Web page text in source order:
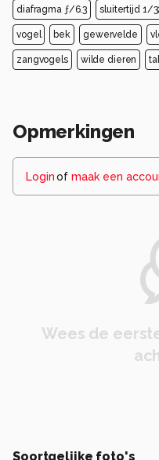
diafragma ƒ/6.3 sluitertijd 1/
vogel bek gewervelde
zangvogels wilde dieren
Opmerkingen
Loginof maak een
Wees de
Soortgelijke foto's